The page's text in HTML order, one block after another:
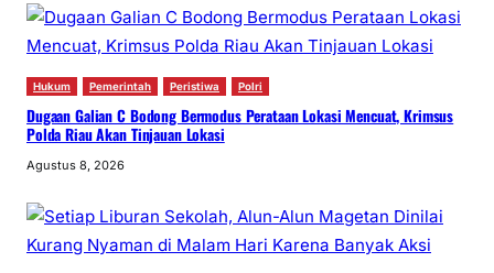
Hukum Pemerintah Peristiwa Polri
Dugaan Galian C Bodong Bermodus Perataan Lokasi Mencuat, Krimsus
Polda Riau Akan Tinjauan Lokasi
Agustus 8, 2026